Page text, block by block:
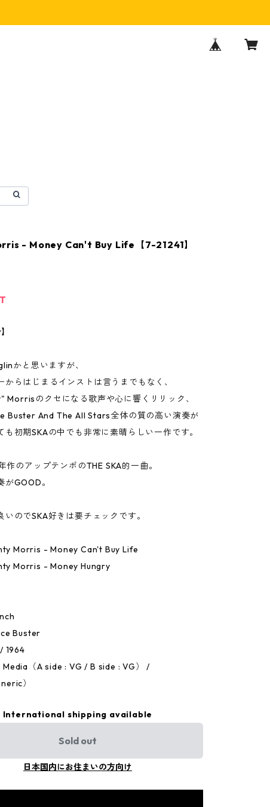
- Money Can't Buy Life【7-21241】
かと思いますが、
からはじまるインストは言うまでもなく、
Morrisのクセになる歌声や心に響くリリック、
Buster And The All Stars全体の質の高い演奏が
も初期SKAの中でも非常に素晴らしい一作です。
作のアップテンポのTHE SKA的一曲。
がGOOD。
いのでSKA好きは要チェックです。
Morris - Money Can't Buy Life
Morris - Money Hungry
Buster
1964
（A side : VG / B side : VG） /
）
International shipping available
Sold out
日本国内にお住まいの方向け